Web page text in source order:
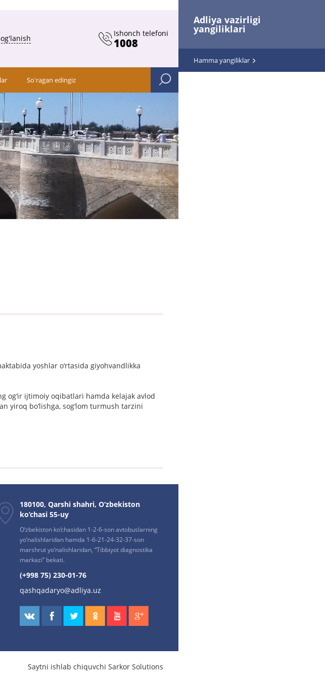
Adliya vazirligi
yangiliklari
Hamma yangiliklar
Ishonch telefoni
1008
So'ragan edingiz
yoshlar o‘rtasida giyohvandlikka
og‘ir ijtimoiy oqibatlari hamda kelajak avlod
bo‘lishga, sog‘lom turmush tarzini
180100, Qarshi shahri, O‘zbekiston
ko‘chasi 55-uy
O‘zbekiston ko‘chasidan 1-2-6-son avtobuslarning
yo‘nalishlaridan hamda 1-6-21-24-32-37-son
marshrut yo‘nalishlaridan, “Tibbiyot diagnostika
markazi” bekati.
(+998 75) 230-01-76
qashqadaryo@adliya.uz
Saytni ishlab chiquvchi Sarkor Solutions